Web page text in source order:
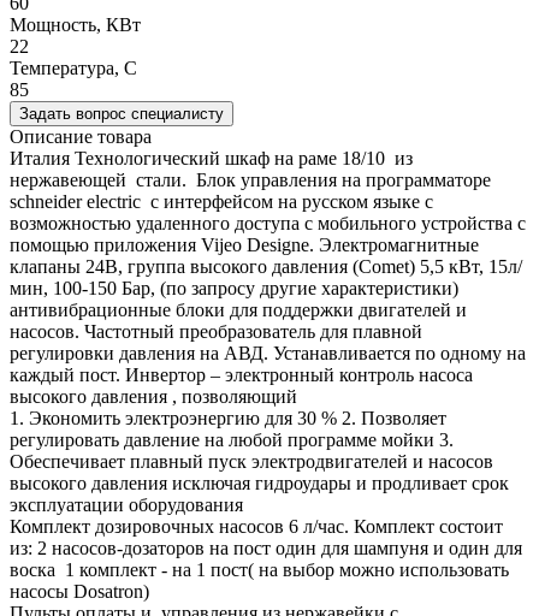
Мощность, КВт
22
Температура, C
85
Задать вопрос специалисту
Описание товара
Италия Технологический шкаф на раме 18/10 из
нержавеющей стали. Блок управления на программаторе
schneider electric с интерфейсом на русском языке с
возможностью удаленного доступа с мобильного устройства с
помощью приложения Vijeo Designe. Электромагнитные
клапаны 24В, группа высокого давления (Comet) 5,5 кВт, 15л/
мин, 100-150 Бар, (по запросу другие характеристики)
антивибрационные блоки для поддержки двигателей и
насосов. Частотный преобразователь для плавной
регулировки давления на АВД. Устанавливается по одному на
каждый пост. Инвертор – электронный контроль насоса
высокого давления , позволяющий
1. Экономить электроэнергию для 30 % 2. Позволяет
регулировать давление на любой программе мойки 3.
Обеспечивает плавный пуск электродвигателей и насосов
высокого давления исключая гидроудары и продливает срок
эксплуатации оборудования
Комплект дозировочных насосов 6 л/час. Комплект состоит
из: 2 насосов-дозаторов на пост один для шампуня и один для
воска 1 комплект - на 1 пост( на выбор можно использовать
насосы Dosatron)